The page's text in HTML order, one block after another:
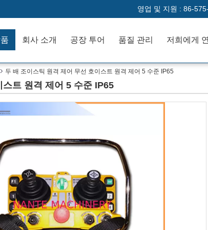
영업 및 지원 : 86-
회사 소개 공장 투어 품질 관리 저희에게
두 배 조이스틱 원격 제어 무선 호이스트 원격 제어 5 수준 IP65
트 원격 제어 5 수준 IP65